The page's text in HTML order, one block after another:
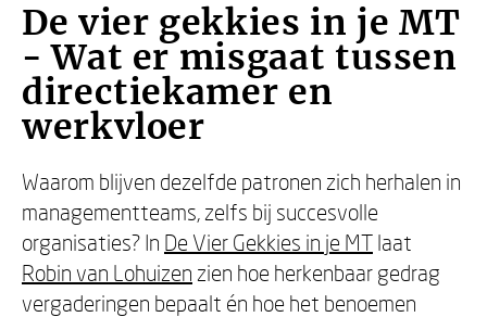
De vier gekkies in je MT
- Wat er misgaat tussen
directiekamer en
werkvloer
Waarom blijven dezelfde patronen zich herhalen in
managementteams, zelfs bij succesvolle
organisaties? In De Vier Gekkies in je MT laat
Robin van Lohuizen zien hoe herkenbaar gedrag
vergaderingen bepaalt én hoe het benoemen